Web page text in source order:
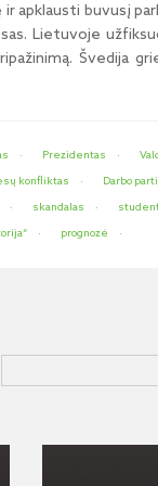
apklausti buvusį
Lietuvoje
Švedija
Prezidentas
konfliktas
Darbo
skandalas
prognozė